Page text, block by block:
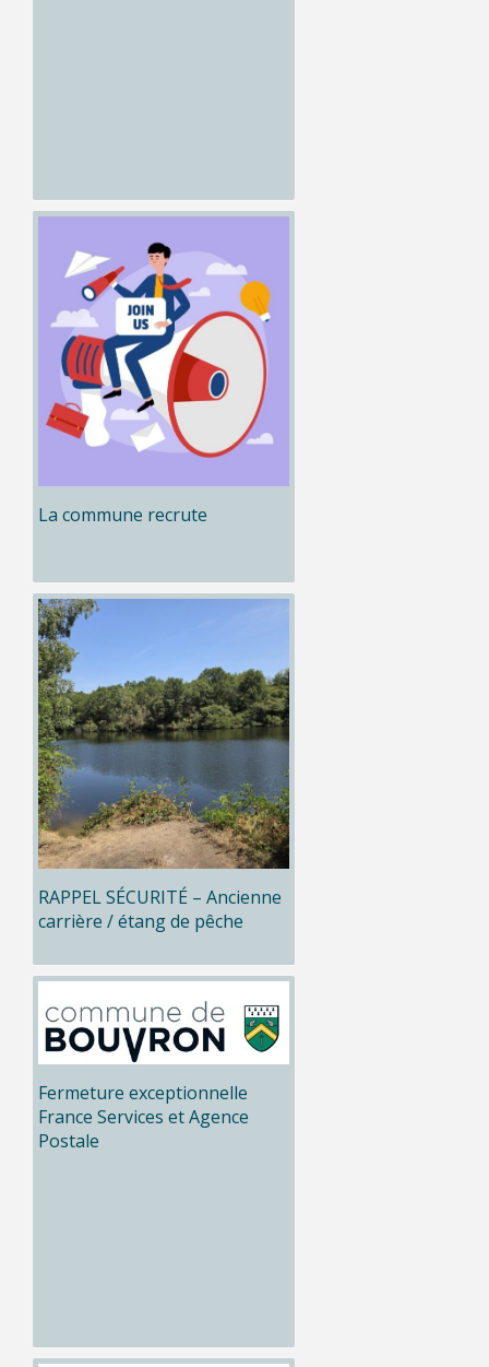
La commune recrute
RAPPEL SÉCURITÉ – Ancienne
carrière / étang de pêche
Fermeture exceptionnelle
France Services et Agence
Postale